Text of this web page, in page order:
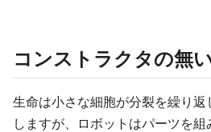
コンストラクタの無
生命は小さな細胞が分裂を繰り
しますが、ロボットはパーツを